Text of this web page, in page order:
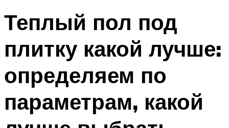
Теплый пол под
плитку какой лучше:
определяем по
параметрам, какой